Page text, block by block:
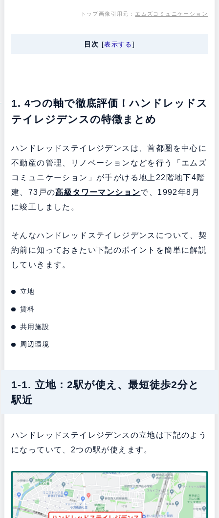
トップ画像引用元： エムズコミュニケーション
目次 [表示する
1. 4つの軸で徹底評価！ハンドレッドス
テイレジデンスの特徴まとめ
ハンドレッドステイレジデンスは、首都圏を中心に
不動産の管理、リノベーションなどを行う「エムズ
コミュニケーション」が手がける地上22階地下4階
建、73戸の高級タワーマンションで、1992年8月
に竣工しました。
そんなハンドレッドステイレジデンスについて、契
約前に知っておきたい下記のポイントを簡単に解説
していきます。
立地
賃料
共用施設
周辺環境
1-1. 立地：2駅が使え、最短徒歩2分と
駅近
ハンドレッドステイレジデンスの立地は下記のよう
になっていて、2つの駅が使えます。